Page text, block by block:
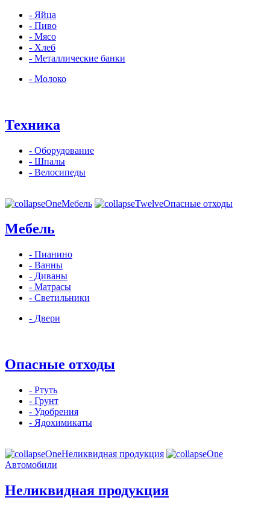
- Яйца
- Пиво
- Мясо
- Хлеб
- Металлические банки
- Молоко
Техника
- Оборудование
- Шпалы
- Велосипеды
Мебель Опасные отходы
Мебель
- Пианино
- Ванны
- Диваны
- Матрасы
- Светильники
- Двери
Опасные отходы
- Ртуть
- Грунт
- Удобрения
- Ядохимикаты
Неликвидная продукция
Автомобили
Неликвидная продукция